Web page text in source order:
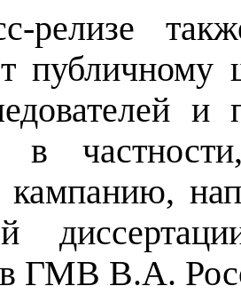
релизе
и
в
кампанию,
в ГМВ В.А.